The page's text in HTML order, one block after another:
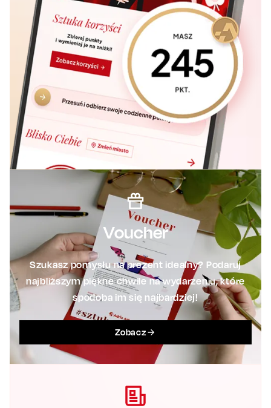
Voucher
Szukasz pomysłu na prezent idealny? Podaruj
najbliższym piękne chwile na wydarzeniu, które
spodoba im się najbardziej!
Zobacz